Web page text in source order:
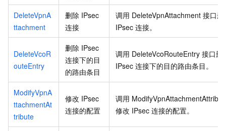
DeleteVpnA
ttachment
删除 IPsec
连接
调用 DeleteVpnAttachment 接口删
IPsec 连接。
DeleteVcoR
outeEntry
删除 IPsec
连接下的目
的路由条目
调用 DeleteVcoRouteEntry 接口删
IPsec 连接下的目的路由条目。
ModifyVpnA
ttachmentAt
tribute
修改 IPsec
连接的配置
调用
修改 IPsec 连接的配置。